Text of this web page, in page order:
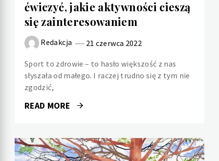
ćwiczyć, jakie aktywności cieszą
się zainteresowaniem
Redakcja 21 czerwca 2022
Sport to zdrowie – to hasło większość z nas
słyszała od małego. I raczej trudno się z tym nie
zgodzić,
READ MORE